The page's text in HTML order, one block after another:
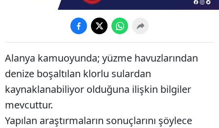
Alanya kamuoyunda; yüzme havuzlarından
denize boşaltılan klorlu sulardan
kaynaklanabiliyor olduğuna ilişkin bilgiler
mevcuttur.
Yapılan araştırmaların sonuçlarını şöylece